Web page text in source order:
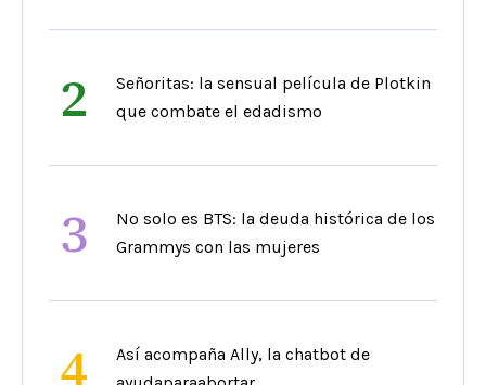
2
Señoritas: la sensual película de Plotkin
que combate el edadismo
3
No solo es BTS: la deuda histórica de los
Grammys con las mujeres
4
Así acompaña Ally, la chatbot de